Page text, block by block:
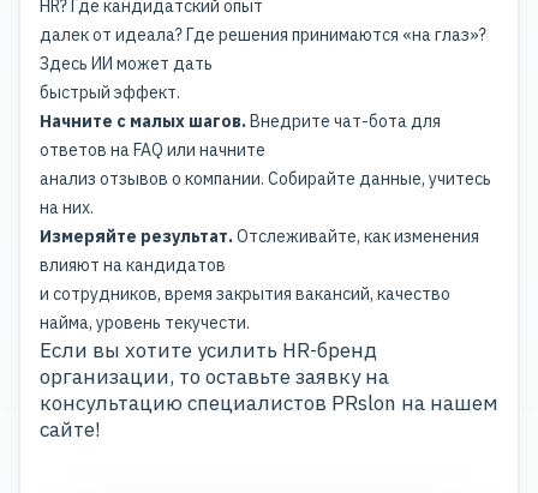
HR? Где кандидатский опыт
далек от идеала? Где решения принимаются «на глаз»?
Здесь ИИ может дать
быстрый эффект.
Начните с малых шагов.Внедрите чат-бота для
ответов на FAQ или начните
анализ отзывов о компании. Собирайте данные, учитесь
на них.
Измеряйте результат.Отслеживайте, как изменения
влияют на кандидатов
и сотрудников, время закрытия вакансий, качество
найма, уровень текучести.
Если вы хотите усилить HR-бренд
организации, то оставьте заявку на
консультацию специалистов PRslon на нашем
сайте!